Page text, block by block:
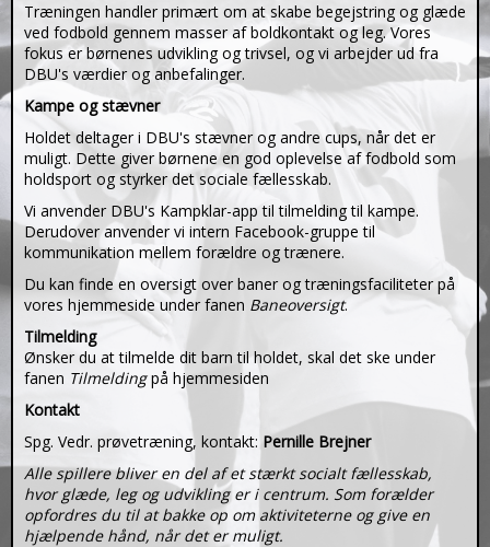
Træningen handler primært om at skabe begejstring og glæde
ved fodbold gennem masser af boldkontakt og leg. Vores
fokus er børnenes udvikling og trivsel, og vi arbejder ud fra
DBU's værdier og anbefalinger.
Kampe og stævner
Holdet deltager i DBU's stævner og andre cups, når det er
muligt. Dette giver børnene en god oplevelse af fodbold som
holdsport og styrker det sociale fællesskab.
Vi anvender DBU's Kampklar-app til tilmelding til kampe.
Derudover anvender vi intern Facebook-gruppe til
kommunikation mellem forældre og trænere.
Du kan finde en oversigt over baner og træningsfaciliteter på
vores hjemmeside under fanen Baneoversigt.
Tilmelding
Ønsker du at tilmelde dit barn til holdet, skal det ske under
fanen Tilmeldingpå hjemmesiden
Kontakt
Spg. Vedr. prøvetræning, kontakt: Pernille Brejner
Alle spillere bliver en del af et stærkt socialt fællesskab,
hvor glæde, leg og udvikling er i centrum. Som forælder
opfordres du til at bakke op om aktiviteterne og give en
hjælpende hånd, når det er muligt.